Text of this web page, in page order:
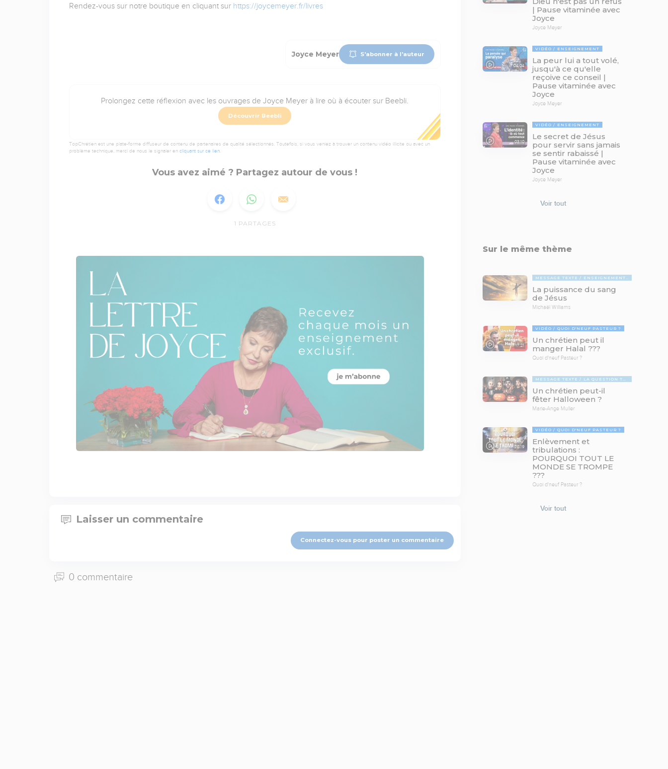
Rendez-vous sur notre boutique en cliquant sur https://joycemeyer.fr/livres
Joyce Meyer S'abonner à l'auteur
Prolongez cette réflexion avec les ouvrages de Joyce Meyer à lire où à écouter sur Beebli.
Découvrir Beebli
TopChrétien est une plate-forme diffuseur de contenu de partenaires de qualité sélectionnés. Toutefois, si vous veniez à trouver un contenu vidéo illicite ou avec un
problème technique, merci de nous le signaler en cliquant sur ce lien.
Vous avez aimé ? Partagez autour de vous !
1 PARTAGES
Laisser un commentaire
Connectez-vous pour poster un commentaire
0 commentaire
| Pause vitaminée avec
Joyce
Joyce Meyer
04:04
VIDÉO ENSEIGNEMENT
La peur lui a tout volé,
jusqu'à ce qu'elle
reçoive ce conseil |
Pause vitaminée avec
Joyce
Joyce Meyer
03:10
VIDÉO ENSEIGNEMENT
Le secret de Jésus
pour servir sans jamais
se sentir rabaissé |
Pause vitaminée avec
Joyce
Joyce Meyer
Voir tout
Sur le même thème
MESSAGE TEXTE ENSEIGNEMENTS BIBLIQUES
La puissance du sang
de Jésus
Michaël Williams
17:21
VIDÉO QUOI D'NEUF PASTEUR ?
Un chrétien peut il
manger Halal ???
Quoi d'neuf Pasteur ?
MESSAGE TEXTE LA QUESTION TABOUE
Un chrétien peut-il
fêter Halloween ?
Marie-Ange Muller
78:19
VIDÉO QUOI D'NEUF PASTEUR ?
Enlèvement et
tribulations :
POURQUOI TOUT LE
MONDE SE TROMPE
???
Quoi d'neuf Pasteur ?
Voir tout